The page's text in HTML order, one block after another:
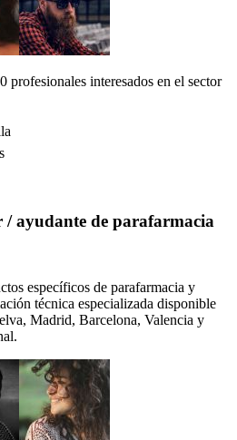
profesionales interesados en el sector
ayudante de parafarmacia
específicos de parafarmacia y
técnica especializada disponible
Madrid, Barcelona, Valencia y